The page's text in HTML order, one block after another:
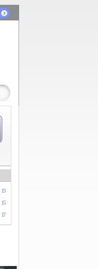
13
15
17